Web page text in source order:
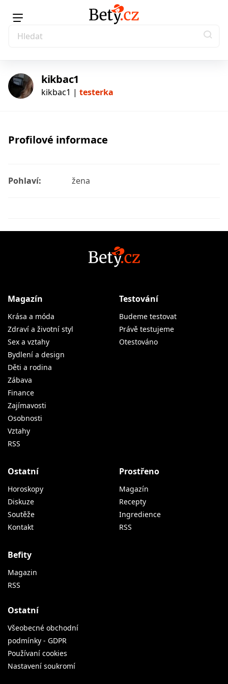
kikbac1
kikbac1 | testerka
Profilové informace
Pohlaví: žena
Magazín
Krása a móda
Zdraví a životní styl
Sex a vztahy
Bydlení a design
Děti a rodina
Zábava
Finance
Zajímavosti
Osobnosti
Vztahy
RSS
Testování
Budeme testovat
Právě testujeme
Otestováno
Ostatní
Horoskopy
Diskuze
Soutěže
Kontakt
Prostřeno
Magazín
Recepty
Ingredience
RSS
Befity
Magazin
RSS
Ostatní
Všeobecné obchodní
podmínky - GDPR
Používaní cookies
Nastavení soukromí